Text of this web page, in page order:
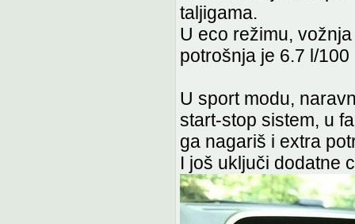
taljigama.
U eco režimu,
potrošnja je 6.7 l/
U sport modu,
start-stop sistem, u
ga nagariš i extra
I još uključi dodatne